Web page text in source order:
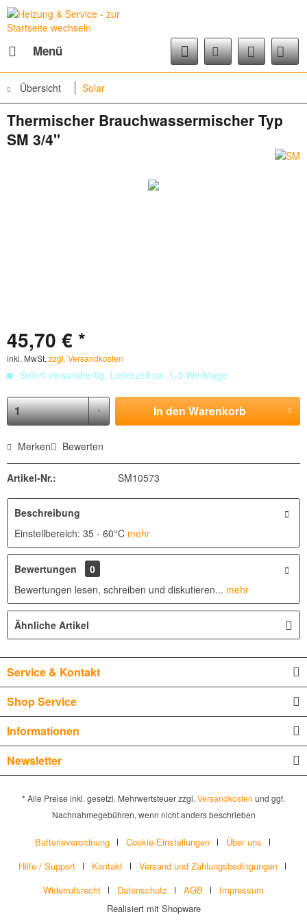
Menü
Übersicht Solar
Thermischer Brauchwassermischer Typ
SM 3/4"
45,70 € *
inkl. MwSt. zzgl. Versandkosten
Sofort versandfertig, Lieferzeit ca. 1-3 Werktage
In denWarenkorb
Merken Bewerten
Artikel-Nr.: SM10573
Beschreibung
Einstellbereich: 35 - 60°C mehr
Bewertungen
0
Bewertungen lesen, schreiben und diskutieren... mehr
Ähnliche Artikel
Service & Kontakt
Shop Service
Informationen
Newsletter
* Alle Preise inkl. gesetzl. Mehrwertsteuer zzgl. Versandkosten und ggf.
Nachnahmegebühren, wenn nicht anders beschrieben
Batterieverordnung Cookie-Einstellungen
Über uns
Hilfe / Support
Kontakt
Versand und Zahlungsbedingungen
Widerrufsrecht
Datenschutz AGB
Impressum
Realisiert mit Shopware